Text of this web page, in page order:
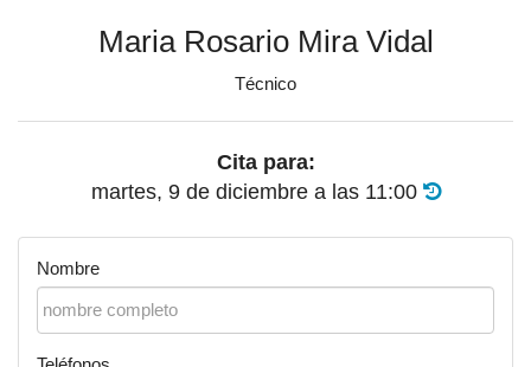
Maria Rosario Mira Vidal
Técnico
Cita para:
martes, 9 de diciembre a las 11:00
Nombre